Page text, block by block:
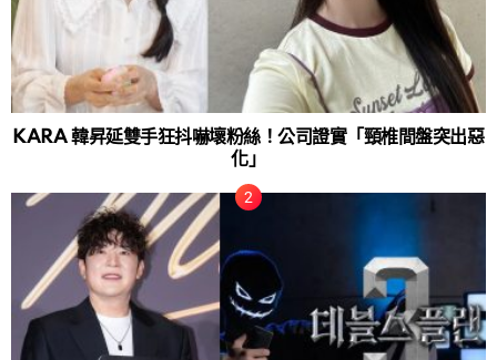
KARA 韓昇延雙手狂抖嚇壞粉絲！公司證實「頸椎間盤突出惡
化」